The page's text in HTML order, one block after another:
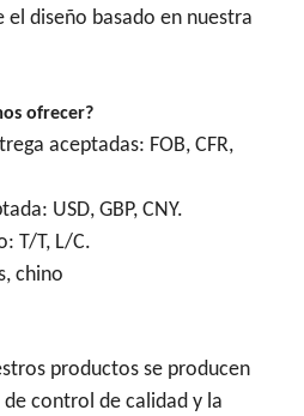
diseño basado en nuestra
ofrecer?
aceptadas: FOB, CFR,
USD, GBP, CNY.
T/T, L/C.
chino
productos se producen
control de calidad y la